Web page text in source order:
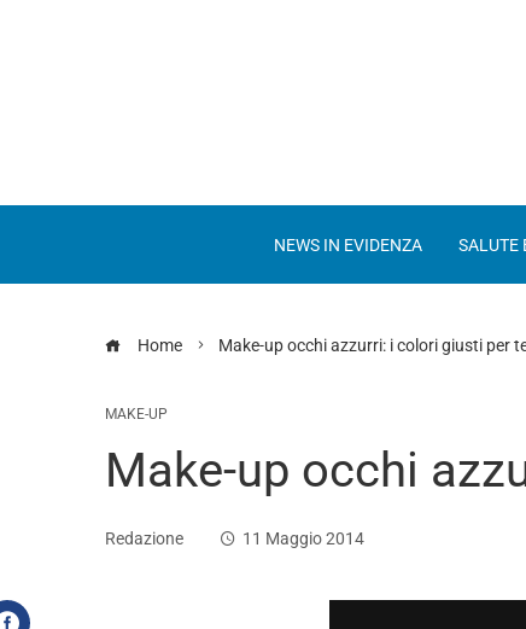
NEWS IN EVIDENZA SALUTE
Home Make-up occhi azzurri: i colori giusti per
MAKE-UP
Make-up occhi
Redazione 11 Maggio 2014